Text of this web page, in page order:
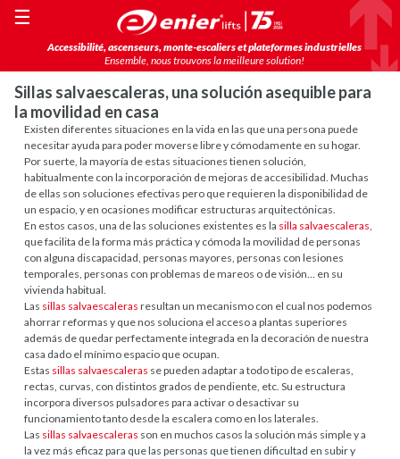
Accessibilité, ascenseurs, monte-escaliers et plateformes industrielles
Ensemble, nous trouvons la meilleure solution!
☰
Sillas salvaescaleras, una solución asequible para
la movilidad en casa
Existen diferentes situaciones en la vida en las que una persona puede
necesitar ayuda para poder moverse libre y cómodamente en su hogar.
Por suerte, la mayoría de estas situaciones tienen solución,
habitualmente con la incorporación de mejoras de accesibilidad. Muchas
de ellas son soluciones efectivas pero que requieren la disponibilidad de
un espacio, y en ocasiones modificar estructuras arquitectónicas.
En estos casos, una de las soluciones existentes es la silla salvaescaleras,
que facilita de la forma más práctica y cómoda la movilidad de personas
con alguna discapacidad, personas mayores, personas con lesiones
temporales, personas con problemas de mareos o de visión… en su
vivienda habitual.
Las sillas salvaescaleras resultan un mecanismo con el cual nos podemos
ahorrar reformas y que nos soluciona el acceso a plantas superiores
además de quedar perfectamente integrada en la decoración de nuestra
casa dado el mínimo espacio que ocupan.
Estas sillas salvaescaleras se pueden adaptar a todo tipo de escaleras,
rectas, curvas, con distintos grados de pendiente, etc. Su estructura
incorpora diversos pulsadores para activar o desactivar su
funcionamiento tanto desde la escalera como en los laterales.
Las sillas salvaescaleras son en muchos casos la solución más simple y a
la vez más eficaz para que las personas que tienen dificultad en subir y